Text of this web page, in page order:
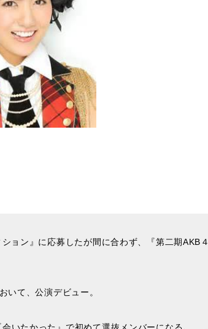
ョン』に応募したが間に合わず、『第二期AKB４
いて、公演デビュー。